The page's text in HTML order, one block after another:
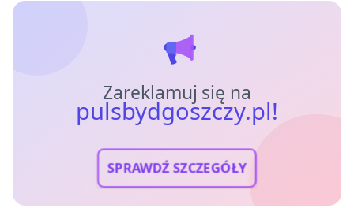
Zareklamuj się na
pulsbydgoszczy.pl!
SPRAWDŹ SZCZEGÓŁY